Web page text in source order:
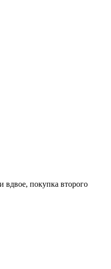
вдвое, покупка второго